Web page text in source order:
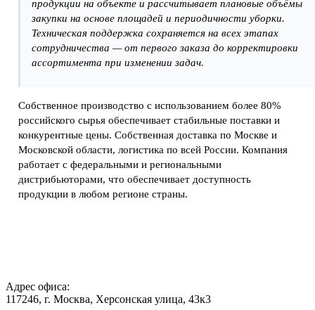
продукции на объекте и рассчитывает плановые объёмы
закупки на основе площадей и периодичности уборки.
Техническая поддержка сохраняется на всех этапах
сотрудничества — от первого заказа до корректировки
ассортимента при изменении задач.
Собственное производство с использованием более 80%
российского сырья обеспечивает стабильные поставки и
конкурентные цены. Собственная доставка по Москве и
Московской области, логистика по всей России. Компания
работает с федеральными и региональными
дистрибьюторами, что обеспечивает доступность
продукции в любом регионе страны.
Адрес офиса:
117246, г. Москва, Херсонская улица, 43к3